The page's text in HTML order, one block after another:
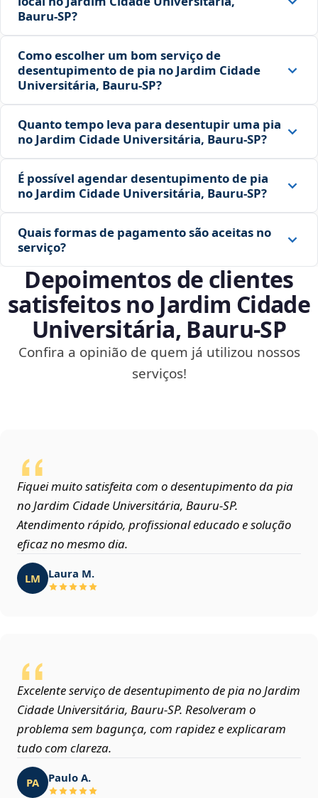
Bauru‑SP?
Como escolher um bom serviço de
desentupimento de pia no Jardim Cidade
Universitária, Bauru‑SP?
Quanto tempo leva para desentupir uma pia
no Jardim Cidade Universitária, Bauru‑SP?
É possível agendar desentupimento de pia
no Jardim Cidade Universitária, Bauru‑SP?
Quais formas de pagamento são aceitas no
serviço?
Depoimentos de clientes
satisfeitos no Jardim Cidade
Universitária, Bauru‑SP
Confira a opinião de quem já utilizou nossos
serviços!
Fiquei muito satisfeita com o desentupimento da pia
no Jardim Cidade Universitária, Bauru‑SP.
Atendimento rápido, profissional educado e solução
eficaz no mesmo dia.
LM Laura M.
Excelente serviço de desentupimento de pia no Jardim
Cidade Universitária, Bauru‑SP. Resolveram o
problema sem bagunça, com rapidez e explicaram
tudo com clareza.
PA Paulo A.